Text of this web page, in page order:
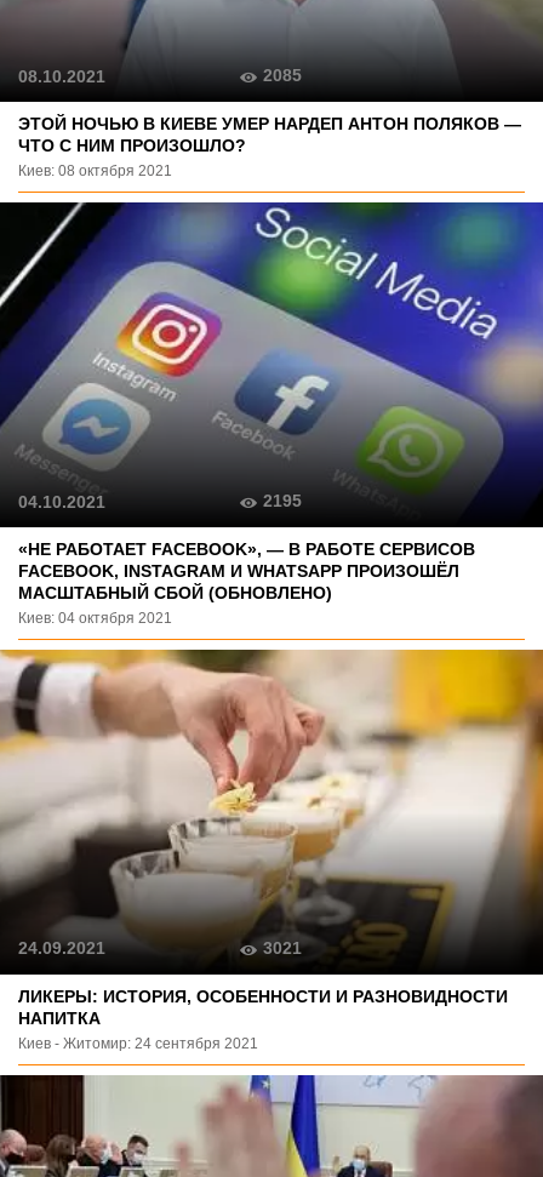
ЭТОЙ НОЧЬЮ В КИЕВЕ УМЕР НАРДЕП АНТОН ПОЛЯКОВ —
ЧТО С НИМ ПРОИЗОШЛО?
Киев: 08 октября 2021
08.10.2021 2085
«НЕ РАБОТАЕТ FACEBOOK», — В РАБОТЕ СЕРВИСОВ
FACEBOOK, INSTAGRAM И WHATSAPP ПРОИЗОШЁЛ
МАСШТАБНЫЙ СБОЙ (ОБНОВЛЕНО)
Киев: 04 октября 2021
04.10.2021 2195
ЛИКЕРЫ: ИСТОРИЯ, ОСОБЕННОСТИ И РАЗНОВИДНОСТИ
НАПИТКА
Киев - Житомир: 24 сентября 2021
24.09.2021 3021